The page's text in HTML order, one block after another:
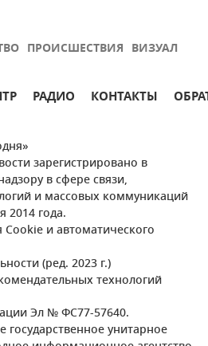
ПРОИСШЕСТВИЯ ВИЗУАЛ
РАДИО КОНТАКТЫ
зарегистрировано в
в сфере связи,
и массовых коммуникаций
2014 года.
и автоматического
(ред. 2023 г.)
технологий
Эл № ФС77-57640.
государственное унитарное